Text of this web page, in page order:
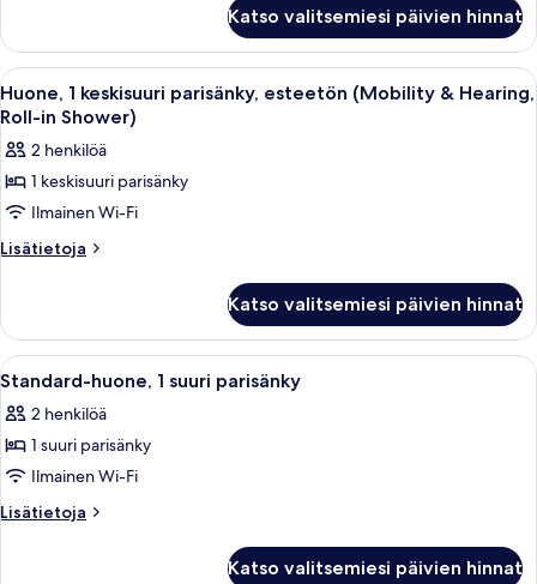
kuvat
suuri
parisänky
(Fitness)
Katso valitsemiesi päivien hinnat
Avaa
kaikki
huonetyypin
Huone,
1
keskisuuri
parisänky,
&
Hearing,
Roll-
in
Shower)
kuvat
Hotellihuone, jossa on suuri sänky,
6
Huone, 1 keskisuuri parisänky, esteetön (Mobility & Hearing,
Roll-in Shower)
2 henkilöä
1 keskisuuri parisänky
Ilmainen Wi-Fi
Lisätietoja
Lisätietoja
keskisuuri
parisänky,
esteetön
&
Hearing,
in
Shower)
Katso valitsemiesi päivien hinnat
Avaa
kaikki
huonetyypin
Standard-
huone,
1
Hotellihuone, jossa on sänky,
5
Standard-huone, 1 suuri parisänky
2 henkilöä
1 suuri parisänky
Ilmainen Wi-Fi
Lisätietoja
Lisätietoja
Katso valitsemiesi päivien hinnat